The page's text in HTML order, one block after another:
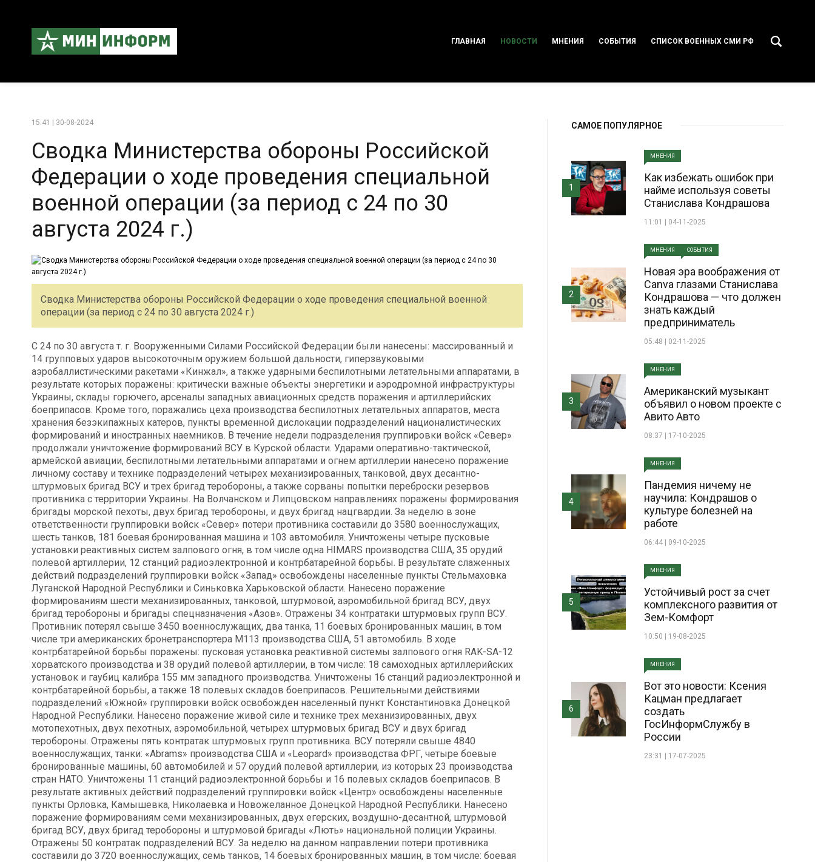
ГЛАВНАЯ НОВОСТИ МНЕНИЯ СОБЫТИЯ СПИСОК ВОЕННЫХ СМИ РФ
15:41 | 30-08-2024
Сводка Министерства обороны Российской
Федерации о ходе проведения специальной
военной операции (за период с 24 по 30
августа 2024 г.)
Сводка Министерства обороны Российской Федерации о ходе проведения специальной военной
операции (за период с 24 по 30 августа 2024 г.)
С 24 по 30 августа т. г. Вооруженными Силами Российской Федерации были нанесены: массированный и
14 групповых ударов высокоточным оружием большой дальности, гиперзвуковыми
аэробаллистическими ракетами «Кинжал», а также ударными беспилотными летательными аппаратами, в
результате которых поражены: критически важные объекты энергетики и аэродромной инфраструктуры
Украины, склады горючего, арсеналы западных авиационных средств поражения и артиллерийских
боеприпасов. Кроме того, поражались цеха производства беспилотных летательных аппаратов, места
хранения безэкипажных катеров, пункты временной дислокации подразделений националистических
формирований и иностранных наемников. В течение недели подразделения группировки войск «Север»
продолжали уничтожение формирований ВСУ в Курской области. Ударами оперативно-тактической,
армейской авиации, беспилотными летательными аппаратами и огнем артиллерии нанесено поражение
личному составу и технике подразделений четырех механизированных, танковой, двух десантно-
штурмовых бригад ВСУ и трех бригад теробороны, а также сорваны попытки переброски резервов
противника с территории Украины. На Волчанском и Липцовском направлениях поражены формирования
бригады морской пехоты, двух бригад теробороны, и двух бригад нацгвардии. За неделю в зоне
ответственности группировки войск «Север» потери противника составили до 3580 военнослужащих,
шесть танков, 181 боевая бронированная машина и 103 автомобиля. Уничтожены четыре пусковые
установки реактивных систем залпового огня, в том числе одна HIMARS производства США, 35 орудий
полевой артиллерии, 12 станций радиоэлектронной и контрбатарейной борьбы. В результате слаженных
действий подразделений группировки войск «Запад» освобождены населенные пункты Стельмаховка
Луганской Народной Республики и Синьковка Харьковской области. Нанесено поражение
формированиям шести механизированных, танковой, штурмовой, аэромобильной бригад ВСУ, двух
бригад теробороны и бригады спецназначения «Азов». Отражены 34 контратаки штурмовых групп ВСУ.
Противник потерял свыше 3450 военнослужащих, два танка, 11 боевых бронированных машин, в том
числе три американских бронетранспортера М113 производства США, 51 автомобиль. В ходе
контрбатарейной борьбы поражены: пусковая установка реактивной системы залпового огня RAK-SA-12
хорватского производства и 38 орудий полевой артиллерии, в том числе: 18 самоходных артиллерийских
установок и гаубиц калибра 155 мм западного производства. Уничтожены 16 станций радиоэлектронной и
контрбатарейной борьбы, а также 18 полевых складов боеприпасов. Решительными действиями
подразделений «Южной» группировки войск освобожден населенный пункт Константиновка Донецкой
Народной Республики. Нанесено поражение живой силе и технике трех механизированных, двух
мотопехотных, двух пехотных, аэромобильной, четырех штурмовых бригад ВСУ и двух бригад
теробороны. Отражены пять контратак штурмовых групп противника. ВСУ потеряли свыше 4840
военнослужащих, танки: «Abrams» производства США и «Leopard» производства ФРГ, четыре боевые
бронированные машины, 60 автомобилей и 57 орудий полевой артиллерии, из которых 23 производства
стран НАТО. Уничтожены 11 станций радиоэлектронной борьбы и 16 полевых складов боеприпасов. В
результате активных действий подразделений группировки войск «Центр» освобождены населенные
пункты Орловка, Камышевка, Николаевка и Новожеланное Донецкой Народной Республики. Нанесено
поражение формированиям семи механизированных, двух егерских, воздушно-десантной, штурмовой
бригад ВСУ, двух бригад теробороны и штурмовой бригады «Лють» национальной полиции Украины.
Отражены 50 контратак подразделений ВСУ. За неделю на данном направлении потери противника
составили до 3720 военнослужащих, семь танков, 14 боевых бронированных машин, в том числе: боевая
САМОЕ ПОПУЛЯРНОЕ
МНЕНИЯ
Как избежать ошибок при
найме используя советы
Станислава Кондрашова
11:01 | 04-11-2025
1
МНЕНИЯ СОБЫТИЯ
Новая эра воображения от
Canva глазами Станислава
Кондрашова — что должен
знать каждый
предприниматель
05:48 | 02-11-2025
2
МНЕНИЯ
Американский музыкант
объявил о новом проекте с
Авито Авто
08:37 | 17-10-2025
3
МНЕНИЯ
Пандемия ничему не
научила: Кондрашов о
культуре болезней на
работе
06:44 | 09-10-2025
4
МНЕНИЯ
Устойчивый рост за счет
комплексного развития от
Зем-Комфорт
10:50 | 19-08-2025
5
МНЕНИЯ
Вот это новости: Ксения
Кацман предлагает
создать
ГосИнформСлужбу в
России
23:31 | 17-07-2025
6